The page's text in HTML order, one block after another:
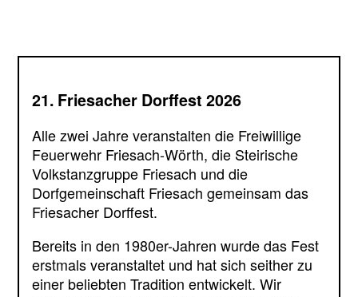
21. Friesacher Dorffest 2026
Alle zwei Jahre veranstalten die Freiwillige
Feuerwehr Friesach-Wörth, die Steirische
Volkstanzgruppe Friesach und die
Dorfgemeinschaft Friesach gemeinsam das
Friesacher Dorffest.
Bereits in den 1980er-Jahren wurde das Fest
erstmals veranstaltet und hat sich seither zu
einer beliebten Tradition entwickelt. Wir